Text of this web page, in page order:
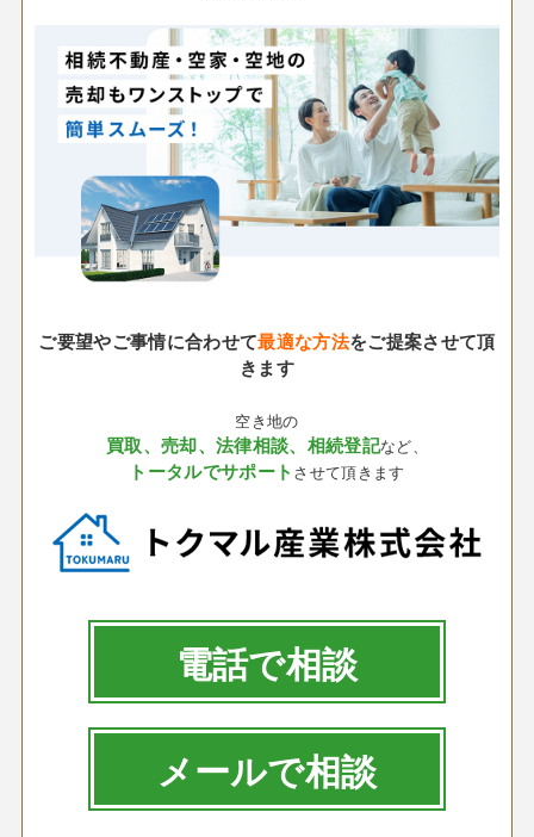
ご要望やご事情に合わせて最適な方法をご提案させて頂
きます
空き地の
買取、売却、法律相談、相続登記など、
トータルでサポート させて頂きます
電話で相談
メールで相談